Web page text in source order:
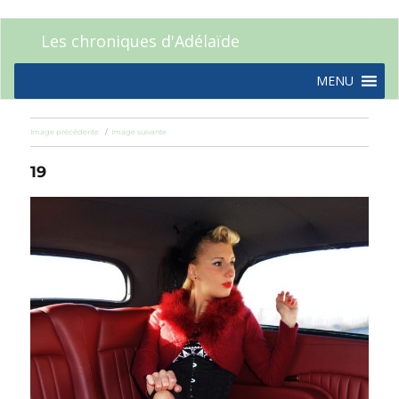
Les chroniques d'Adélaïde
MENU
Image précédente Image suivante
19